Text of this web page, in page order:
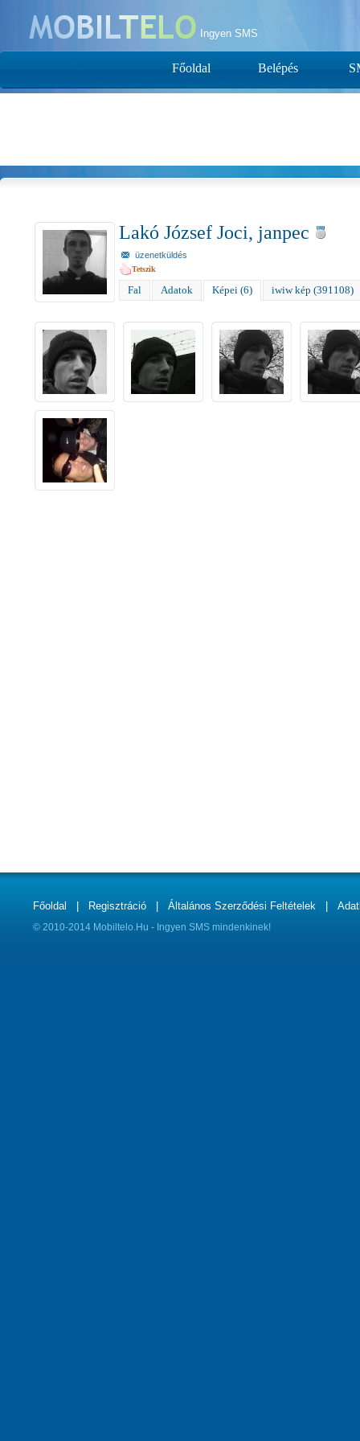
Ingyen SMS
Lakó József Joci, janpec
üzenetküldés
Tetszik
Fal Adatok Képei (6) iwiw kép (391108)
Főoldal Regisztráció Általános Szerződési Feltételek
© 2010-2014 Mobiltelo.Hu - Ingyen SMS mindenkinek!
Főoldal Belépés